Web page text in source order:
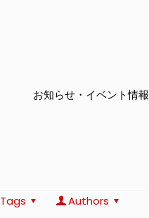
お知らせ・イベント情報
Tags Authors